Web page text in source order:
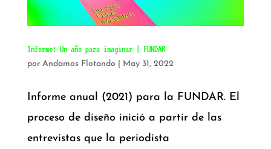
Informe: Un año para imaginar | FUNDAR
por Andamos Flotando May 31, 2022
Informe anual (2021) para la FUNDAR. El
proceso de diseño inició a partir de las
entrevistas que la periodista